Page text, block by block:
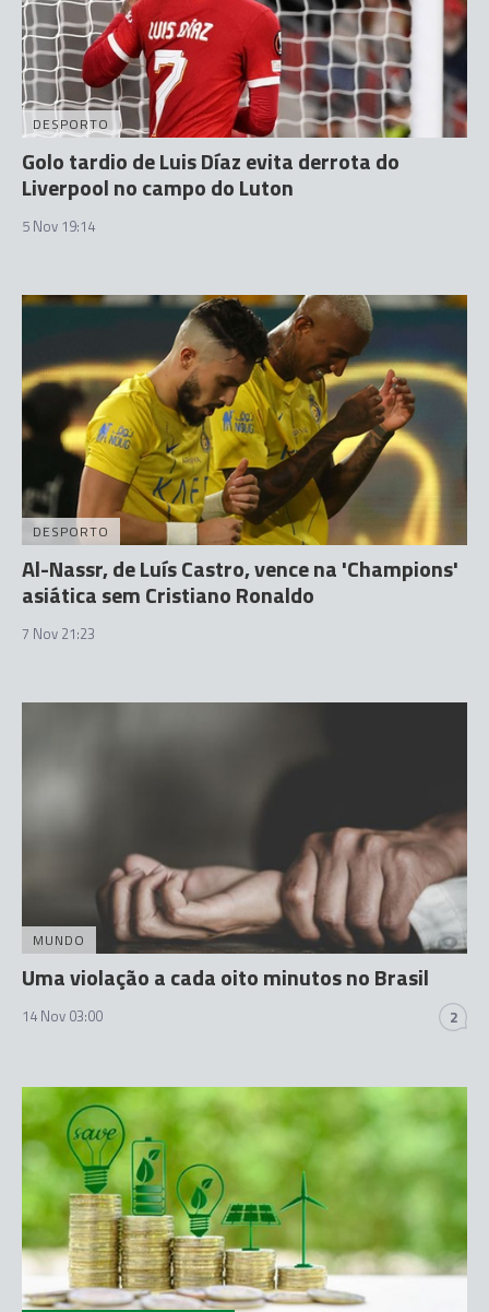
DESPORTO
Golo tardio de Luis Díaz evita derrota do
Liverpool no campo do Luton
5 Nov 19:14
DESPORTO
Al-Nassr, de Luís Castro, vence na 'Champions'
asiática sem Cristiano Ronaldo
7 Nov 21:23
MUNDO
Uma violação a cada oito minutos no Brasil
14 Nov 03:00 2